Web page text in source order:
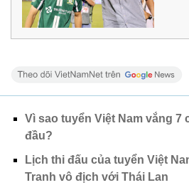
Vì sao tuyển Việt Nam vắng 7
đầu?
Lịch thi đấu của tuyển Việt
Tranh vô địch với Thái Lan